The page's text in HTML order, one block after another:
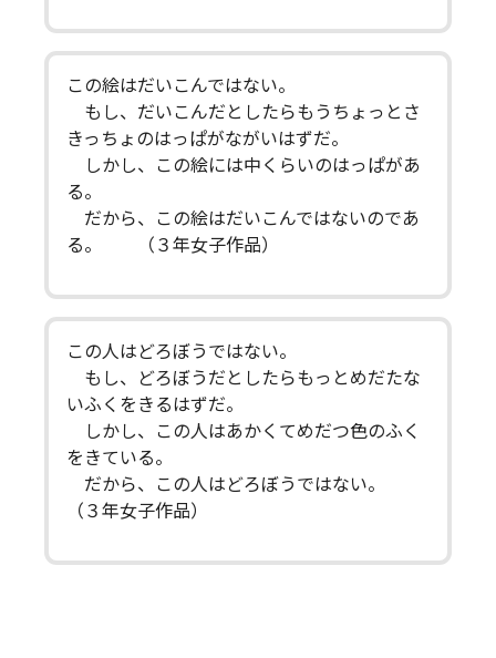
この絵はだいこんではない。
もし、だいこんだとしたらもうちょっとさ
きっちょのはっぱがながいはずだ。
しかし、この絵には中くらいのはっぱがあ
る。
だから、この絵はだいこんではないのであ
る。 （３年女子作品）
この人はどろぼうではない。
もし、どろぼうだとしたらもっとめだたな
いふくをきるはずだ。
しかし、この人はあかくてめだつ色のふく
をきている。
だから、この人はどろぼうではない。
（３年女子作品）